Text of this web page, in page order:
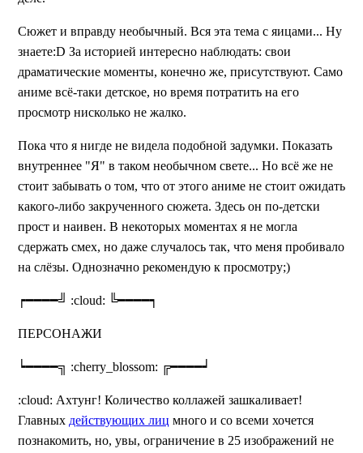
Сюжет и вправду необычный. Вся эта тема с яицами... Ну
знаете:D За историей интересно наблюдать: свои
драматические моменты, конечно же, присутствуют. Само
аниме всё-таки детское, но время потратить на его
просмотр нисколько не жалко.
Пока что я нигде не видела подобной задумки. Показать
внутреннее "Я" в таком необычном свете... Но всё же не
стоит забывать о том, что от этого аниме не стоит ожидать
какого-либо закрученного сюжета. Здесь он по-детски
прост и наивен. В некоторых моментах я не могла
сдержать смех, но даже случалось так, что меня пробивало
на слёзы. Однозначно рекомендую к просмотру;)
┍━━━━╝ :cloud: ╚━━━━┑
ПЕРСОНАЖИ
┕━━━━╗ :cherry_blossom: ╔━━━━┙
:cloud: Ахтунг! Количество коллажей зашкаливает!
Главных действующих лиц много и со всеми хочется
познакомить, но, увы, ограничение в 25 изображений не